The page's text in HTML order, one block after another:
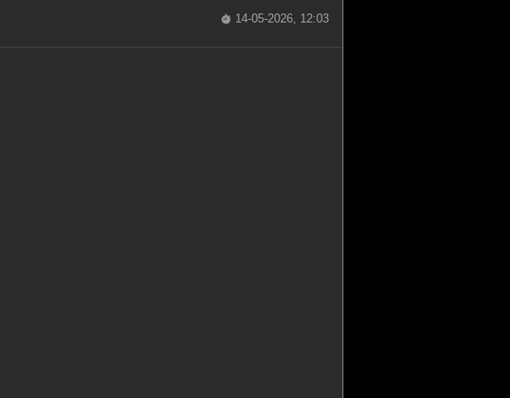
14-05-2026, 12:03